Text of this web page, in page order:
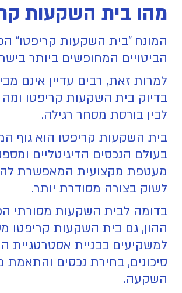
מהו בית השקעות
המונח "בית השקעות קריפטו"
הביטויים המחופשים ביותר
למרות זאת, רבים עדיין אינם
בדיוק בית השקעות קריפטו ומה
לבין בורסת מסחר רגילה.
בית השקעות קריפטו הוא גוף
בעולם הנכסים הדיגיטליים
מעטפת מקצועית המאפשרת
לשוק בצורה מסודרת יותר.
בדומה לבית השקעות מסורתי
ההון, גם בית השקעות קריפטו
למשקיעים בבניית אסטרטגיית
סיכונים, בחירת נכסים והתאמת
השקעה.